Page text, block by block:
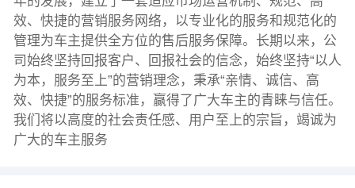
效、快捷的营销服务网络，以专业化的服务和规范化的
管理为车主提供全方位的售后服务保障。长期以来，公
司始终坚持回报客户、回报社会的信念，始终坚持“以人
为本，服务至上”的营销理念，秉承“亲情、诚信、高
效、快捷”的服务标准，赢得了广大车主的青睐与信任。
我们将以高度的社会责任感、用户至上的宗旨，竭诚为
广大的车主服务